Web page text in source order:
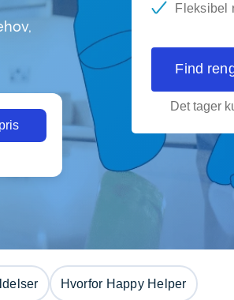
Fleksibel
Find
Det tager
Hvorfor Happy Helper